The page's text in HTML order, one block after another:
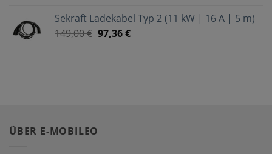
Sekraft Ladekabel Typ 2 (11 kW | 16 A | 5 m)
149,00€ 97,36€
ÜBER E-MOBILEO